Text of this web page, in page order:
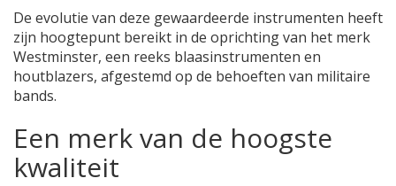
De evolutie van deze gewaardeerde instrumenten heeft
zijn hoogtepunt bereikt in de oprichting van het merk
Westminster, een reeks blaasinstrumenten en
houtblazers, afgestemd op de behoeften van militaire
bands.
Een merk van de hoogste
kwaliteit